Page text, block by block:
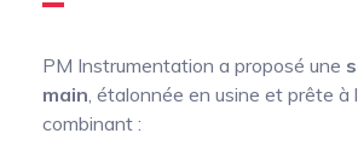
PM Instrumentation a proposé une
main, étalonnée en usine et prête à
combinant :